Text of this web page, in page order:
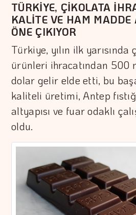
TÜRKİYE, ÇİKOLATA
KALİTE VE HAM MADDE
ÖNE ÇIKIYOR
Türkiye, yılın ilk
ürünleri ihracatından 500
dolar gelir elde etti, bu
kaliteli üretimi, Antep
altyapısı ve fuar odaklı
oldu.